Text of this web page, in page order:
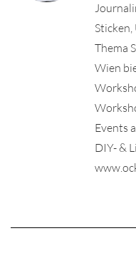
Thema
Wien
Events
DIY- &